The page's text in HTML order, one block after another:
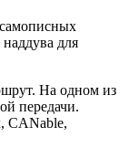
для
На одном из
передачи.
CANable,